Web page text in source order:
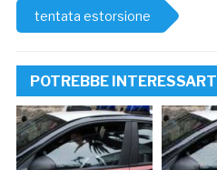
tentata estorsione
POTREBBE